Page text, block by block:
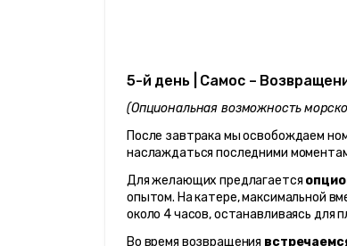
5-й день | Самос –
(Опциональная возможность
После завтрака мы освобождаем
наслаждаться последними
Для желающих предлагается
опытом. На катере, максимальной
около 4 часов, останавливаясь для
Во время возвращения